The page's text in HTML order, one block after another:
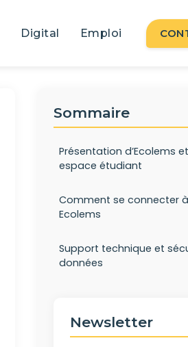
Digital Emploi
Sommaire
Présentation d’Ecolems
espace étudiant
Comment se connecter
Ecolems
Support technique et
données
Newsletter